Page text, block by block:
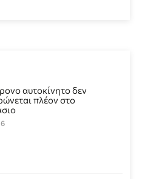
αυτοκίνητο δεν
πλέον στο